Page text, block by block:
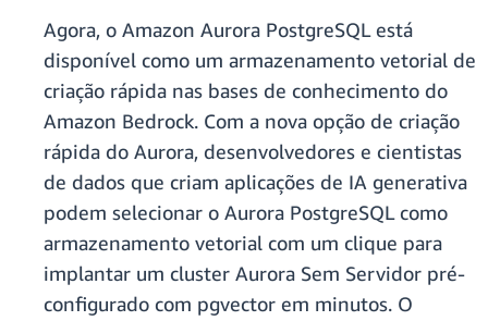
Agora, o Amazon Aurora PostgreSQL está
disponível como um armazenamento vetorial de
criação rápida nas bases de conhecimento do
Amazon Bedrock. Com a nova opção de criação
rápida do Aurora, desenvolvedores e cientistas
de dados que criam aplicações de IA generativa
podem selecionar o Aurora PostgreSQL como
armazenamento vetorial com um clique para
implantar um cluster Aurora Sem Servidor pré-
configurado com pgvector em minutos. O